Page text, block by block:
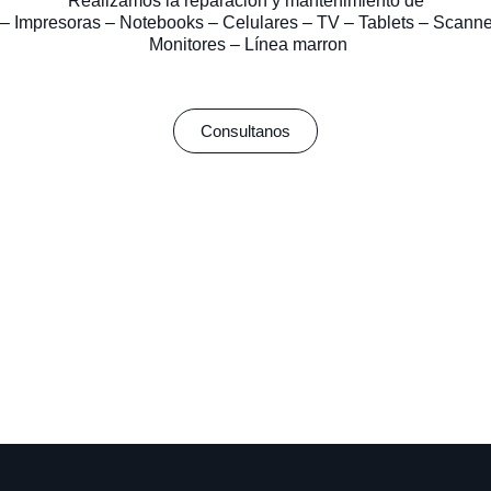
Impresoras – Notebooks – Celulares – TV – Tablets –
Monitores – Línea marron
Consultanos